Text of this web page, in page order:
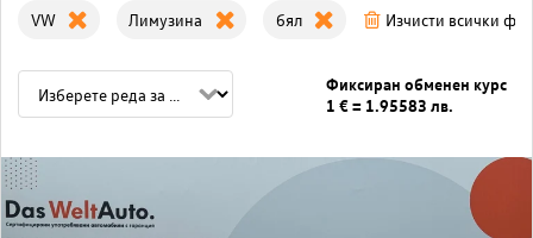
VW Лимузина бял Изчисти всички
Фиксиран обменен курс
1 € = 1.95583 лв.